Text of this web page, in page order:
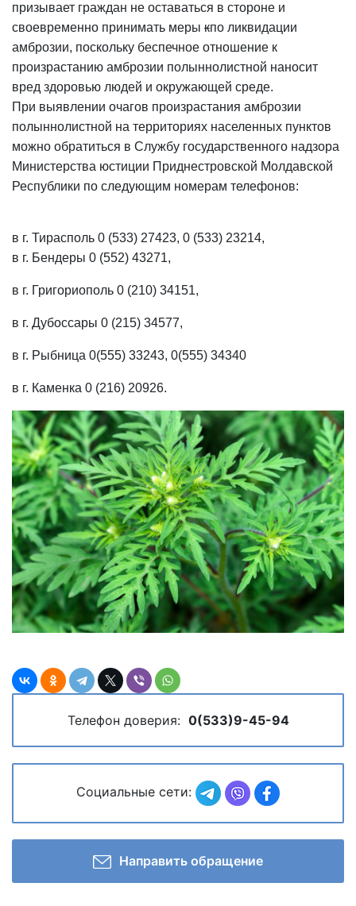
призывает граждан не оставаться в стороне и
своевременно принимать меры кпо ликвидации
амброзии, поскольку беспечное отношение к
произрастанию амброзии полыннолистной наносит
вред здоровью людей и окружающей среде.
При выявлении очагов произрастания амброзии
полыннолистной на территориях населенных пунктов
можно обратиться в Службу государственного надзора
Министерства юстиции Приднестровской Молдавской
Республики по следующим номерам телефонов:
в г. Тирасполь 0 (533) 27423, 0 (533) 23214,
в г. Бендеры 0 (552) 43271,
в г. Григориополь 0 (210) 34151,
в г. Дубоссары 0 (215) 34577,
в г. Рыбница 0(555) 33243, 0(555) 34340
в г. Каменка 0 (216) 20926.
Телефон доверия: 0(533)9-45-94
Социальные сети:
Направить обращение